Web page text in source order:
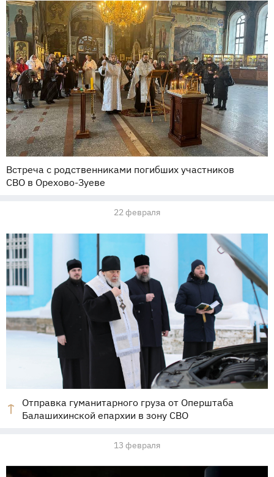
Встреча с родственниками погибших участников
СВО в Орехово-Зуеве
22 февраля
Отправка гуманитарного груза от Оперштаба
Балашихинской епархии в зону СВО
13 февраля